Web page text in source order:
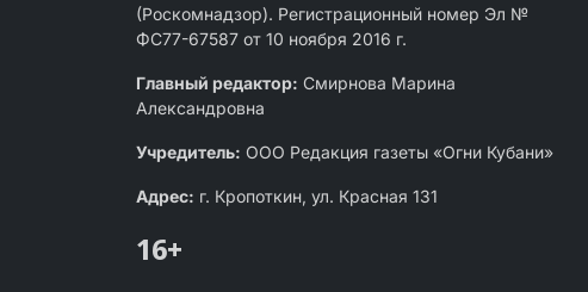
(Роскомнадзор). Регистрационный номер Эл №
ФС77-67587 от 10 ноября 2016 г.
Главный редактор: Смирнова Марина
Александровна
Учредитель: ООО Редакция газеты «Огни Кубани»
Адрес: г. Кропоткин, ул. Красная 131
16+